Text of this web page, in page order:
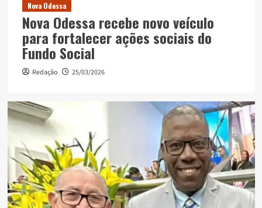
Nova Odessa
Nova Odessa recebe novo veículo
para fortalecer ações sociais do
Fundo Social
Redação 25/03/2026